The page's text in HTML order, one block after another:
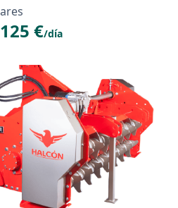
en el Campo o la Obra
€/día